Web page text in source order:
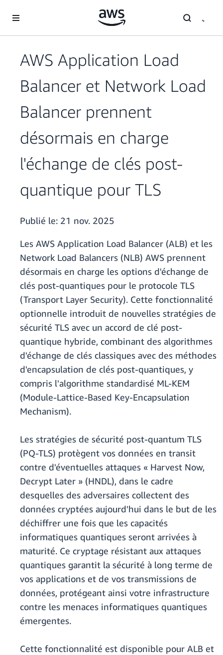
AWS Application Load
Balancer et Network Load
Balancer prennent
désormais en charge
l'échange de clés post-
quantique pour TLS
Publié le: 21 nov. 2025
Les AWS Application Load Balancer (ALB) et les
Network Load Balancers (NLB) AWS prennent
désormais en charge les options d'échange de
clés post-quantiques pour le protocole TLS
(Transport Layer Security). Cette fonctionnalité
optionnelle introduit de nouvelles stratégies de
sécurité TLS avec un accord de clé post-
quantique hybride, combinant des algorithmes
d'échange de clés classiques avec des méthodes
d'encapsulation de clés post-quantiques, y
compris l'algorithme standardisé ML-KEM
(Module-Lattice-Based Key-Encapsulation
Mechanism).
Les stratégies de sécurité post-quantum TLS
(PQ-TLS) protègent vos données en transit
contre d'éventuelles attaques « Harvest Now,
Decrypt Later » (HNDL), dans le cadre
desquelles des adversaires collectent des
données cryptées aujourd'hui dans le but de les
déchiffrer une fois que les capacités
informatiques quantiques seront arrivées à
maturité. Ce cryptage résistant aux attaques
quantiques garantit la sécurité à long terme de
vos applications et de vos transmissions de
données, protégeant ainsi votre infrastructure
contre les menaces informatiques quantiques
émergentes.
Cette fonctionnalité est disponible pour ALB et